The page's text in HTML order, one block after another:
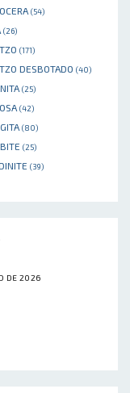
(54)
(26)
(171)
DESBOTADO (40)
(25)
(42)
(80)
(25)
(39)
DE 2026